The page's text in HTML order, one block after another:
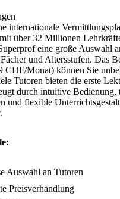
internationale
über 32 Millionen
eine große Auswahl
und Altersstufen. Das
CHF/Monat) können Sie
Tutoren bieten die erste
durch intuitive Bedienung,
und flexible
Auswahl an Tutoren
Preisverhandlung